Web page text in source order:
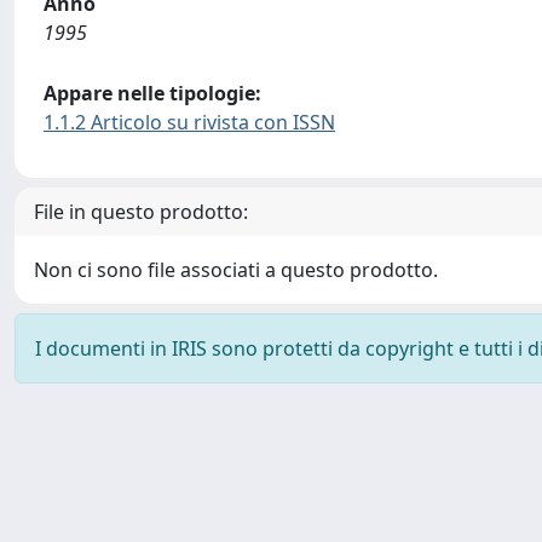
1995
Appare nelle tipologie:
1.1.2 Articolo su rivista con ISSN
File in questo prodotto:
Non ci sono file associati a questo prodotto.
I documenti in IRIS sono protetti da copyright e tutti i